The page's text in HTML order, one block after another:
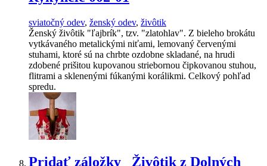
sviatočný odev, ženský odev, živôtik
Ženský živôtik "ľajbrík", tzv. "zlatohlav". Z bieleho brokátu
vytkávaného metalickými niťami, lemovaný červenými
stuhami, ktoré sú na chrbte ozdobne skladané, na hrudi
zdobené prišitou kupovanou striebornou čipkovanou stuhou,
flitrami a sklenenými fúkanými korálikmi. Celkový pohľad
spredu.
Pridať záložky
Živôtik z Dolných